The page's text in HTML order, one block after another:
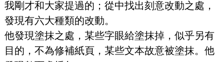
我剛才和大家提過的；從中找出刻意改動之處，
發現有六大種類的改動。
他發現塗抹之處，某些字眼給塗抹掉，似乎另有
目的，不為修補紙頁，某些文本故意被塗抹。他